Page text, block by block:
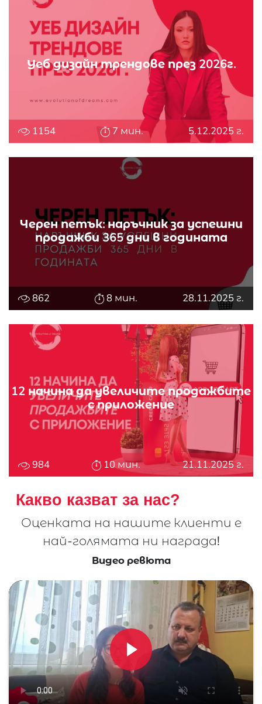
Уеб дизайн трендове през 2026г.
1154 7 мин. 5.12.2025 г.
Черен петък: наръчник за успешни
продажби 365 дни в годината
862 8 мин. 28.11.2025 г.
12 начина да увеличите продажбите
с приложение
984 10 мин. 21.11.2025 г.
Какво казват за нас?
Оценката на нашите клиенти е
най-голямата ни награда!
Видео ревюта